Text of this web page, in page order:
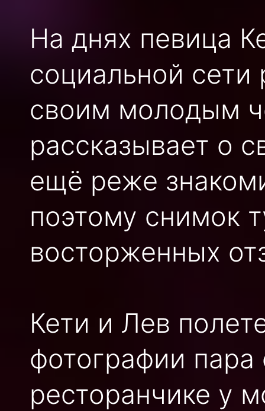
На днях певица
социальной
своим молодым
рассказывает о
ещё реже
поэтому снимок
восторженных
Кети и Лев
фотографии
ресторанчике у